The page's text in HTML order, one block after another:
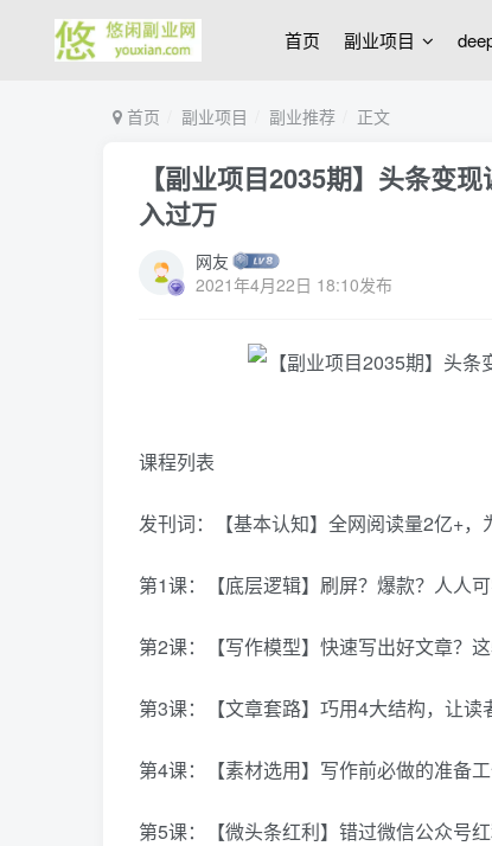
首页 副业项目
首页 副业项目 副业推荐 正文
【副业项目2035期】头条变
入过万
网友
2021年4月22日 18:10发布
课程列表
发刊词：【基本认知】全网阅读量2亿+，
第1课：【底层逻辑】刷屏？爆款？人人可
第2课：【写作模型】快速写出好文章？这
第3课：【文章套路】巧用4大结构，让读
第4课：【素材选用】写作前必做的准备
第5课：【微头条红利】错过微信公众号